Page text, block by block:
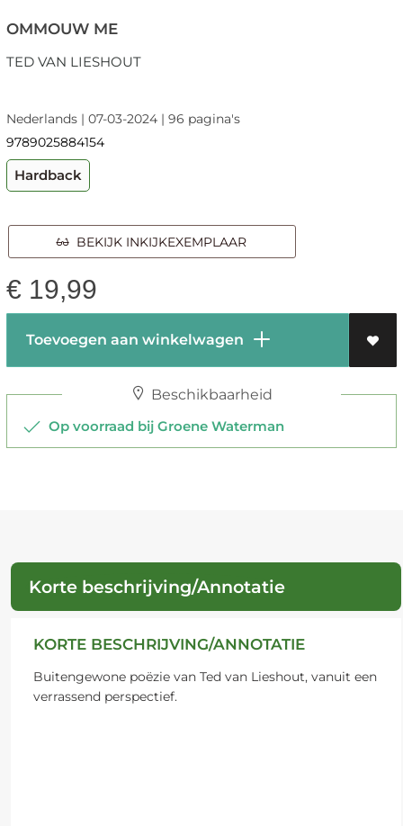
OMMOUW ME
TED VAN LIESHOUT
Nederlands | 07-03-2024 | 96 pagina's
9789025884154
Hardback
BEKIJK INKIJKEXEMPLAAR
€ 19,99
Toevoegen aan winkelwagen
Beschikbaarheid
Op voorraad bij Groene Waterman
Korte beschrijving/Annotatie
KORTE BESCHRIJVING/ANNOTATIE
Buitengewone poëzie van Ted van Lieshout, vanuit een
verrassend perspectief.